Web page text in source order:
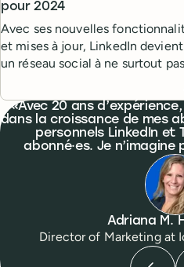
pour 2024
Avec ses nouvelles
et mises à jour, LinkedIn devient
un réseau social à ne surtout pas
professionnel·le ou un·e
marketeur·euse B2B.
What people are saying
Avec 20 ans
dans la croissance de mes
personnels LinkedIn et
abonné·es. Je
Adriana M.
Director of Marketingat